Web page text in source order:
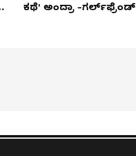
ಕಥೆ' ಅಂದ್ರಾ -